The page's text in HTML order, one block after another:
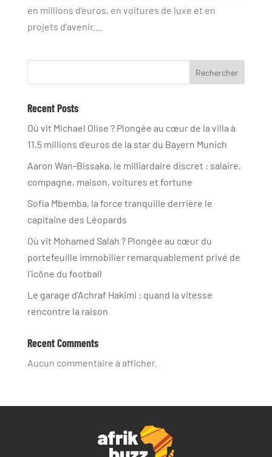
en millions d’euros, en voitures de luxe et en
projets d’avenir....
Rechercher
Recent Posts
Où vit Michael Olise ? Plongée au cœur de la villa à
11,5 millions d’euros de la star du Bayern Munich
Aaron Wan-Bissaka, le milliardaire discret : salaire,
compagne, maison, voitures et fortune
Sofia Mbemba, la force tranquille derrière le
capitaine des Léopards
Où vit Mohamed Salah ? Plongée au cœur du
portefeuille immobilier remarquablement privé de
l’icône du football
Le garage d’Achraf Hakimi : quand la vitesse
rencontre la raison
Recent Comments
Aucun commentaire à afficher.